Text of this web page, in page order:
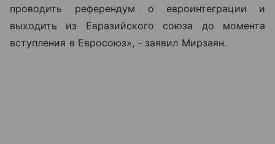
проводить референдум о евроинтеграции и
выходить из Евразийского союза до момента
вступления в Евросоюз», - заявил Мирзаян.